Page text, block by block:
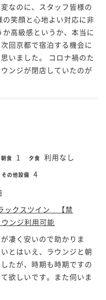
なのに、スタッフ皆様の
笑顔と心地よい対応に非
高級感というか、本当に
回京都で宿泊する機会に
いました。 コロナ禍のた
ンジが閉店していたのが
朝食 1 夕食 利用なし
その他設備 4
ックスツイン 【禁
ンジ利用可能
凄く安いので助かりま
とはいえ、ラウンジと朝
たが、時期も時期ですの
欲しいです。また伺いま